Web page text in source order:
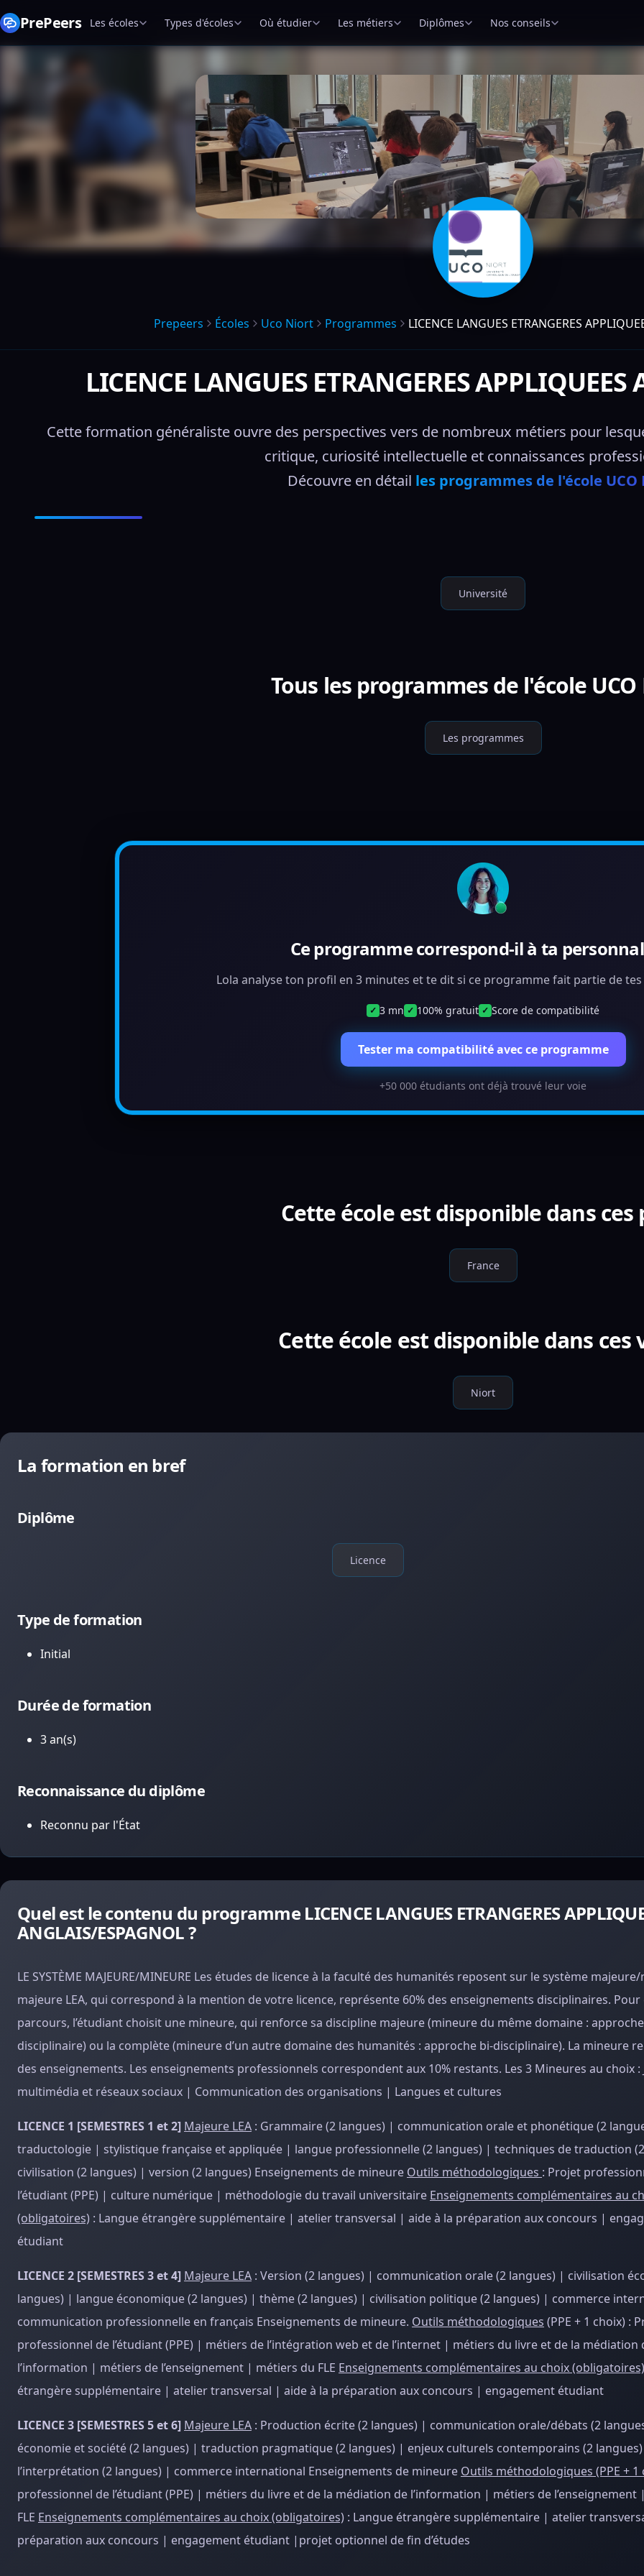
PrePeers Les écoles Types d'écoles Où étudier Les métiers Diplômes Nos conseils
Prepeers Écoles Uco Niort Programmes LICENCE LANGUES ETRANGERES
LICENCE LANGUES ETRANGERES
Cette formation généraliste ouvre des perspectives vers de nombreux métiers pour
critique, curiosité intellectuelle et connaissances
Découvre en détail les programmes de l'école
Université
Tous les programmes de l'école
Les programmes
Ce programme correspond-il à ta
Lola analyse ton profil en 3 minutes et te dit si ce programme fait partie de
✓ 3 mn ✓ 100% gratuit ✓ Score de compatibilité
Tester ma compatibilité avec ce programme
+50 000 étudiants ont déjà trouvé leur voie
Cette école est disponible dans ces
France
Cette école est disponible dans ces
Niort
La formation en bref
Diplôme
Licence
Type de formation
Initial
Durée de formation
3 an(s)
Reconnaissance du diplôme
Reconnu par l'État
Quel est le contenu du programme LICENCE LANGUES ETRANGERES
ANGLAIS/ESPAGNOL ?
LE SYSTÈME MAJEURE/MINEURE Les études de licence à la faculté des humanités reposent sur le système
majeure LEA, qui correspond à la mention de votre licence, représente 60% des enseignements disciplinaires.
parcours, l’étudiant choisit une mineure, qui renforce sa discipline majeure (mineure du même domaine :
disciplinaire) ou la complète (mineure d’un autre domaine des humanités : approche bi-disciplinaire). La mineure
des enseignements. Les enseignements professionnels correspondent aux 10% restants. Les 3 Mineures au choix :
multimédia et réseaux sociaux | Communication des organisations | Langues et cultures
LICENCE 1 [SEMESTRES 1 et 2] Majeure LEA : Grammaire (2 langues) | communication orale et phonétique (2
traductologie | stylistique française et appliquée | langue professionnelle (2 langues) | techniques de traduction
civilisation (2 langues) | version (2 langues) Enseignements de mineure Outils méthodologiques : Projet
l’étudiant (PPE) | culture numérique | méthodologie du travail universitaire Enseignements complémentaires au
(obligatoires) : Langue étrangère supplémentaire | atelier transversal | aide à la préparation aux concours |
étudiant
LICENCE 2 [SEMESTRES 3 et 4] Majeure LEA : Version (2 langues) | communication orale (2 langues) | civilisation
langues) | langue économique (2 langues) | thème (2 langues) | civilisation politique (2 langues) | commerce
communication professionnelle en français Enseignements de mineure. Outils méthodologiques (PPE + 1 choix) :
professionnel de l’étudiant (PPE) | métiers de l’intégration web et de l’internet | métiers du livre et de la médiation
l’information | métiers de l’enseignement | métiers du FLE Enseignements complémentaires au choix (obligatoires)
étrangère supplémentaire | atelier transversal | aide à la préparation aux concours | engagement étudiant
LICENCE 3 [SEMESTRES 5 et 6] Majeure LEA : Production écrite (2 langues) | communication orale/débats (2
économie et société (2 langues) | traduction pragmatique (2 langues) | enjeux culturels contemporains (2
l’interprétation (2 langues) | commerce international Enseignements de mineure Outils méthodologiques (PPE + 1
professionnel de l’étudiant (PPE) | métiers du livre et de la médiation de l’information | métiers de
FLE Enseignements complémentaires au choix (obligatoires) : Langue étrangère supplémentaire | atelier
préparation aux concours | engagement étudiant |projet optionnel de fin d’études